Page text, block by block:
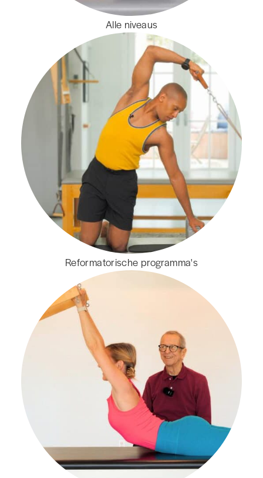
Alle niveaus
Reformatorische programma's